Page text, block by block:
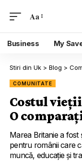
Aa
Business My
Stiri din Uk > Blog >
COMUNITATE
Costul vieții
O
Marea Britanie a fost
pentru românii care
muncă, educație și